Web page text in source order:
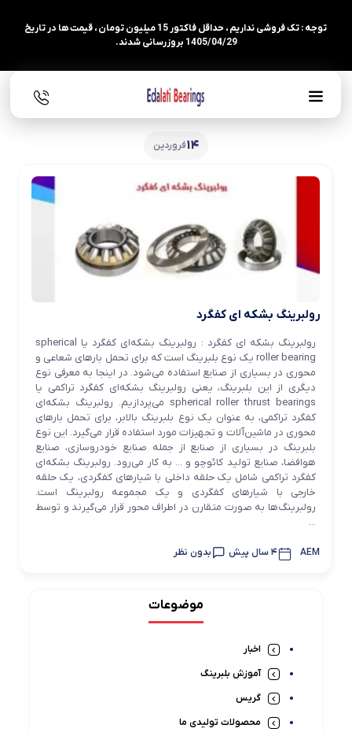
توجه : تک فروشی نداریم ، حداقل فاکتور 15 میلیون تومان ، قیمت ها در تاریخ
1405/04/29 بروزرسانی شدند.
14فروردین
رولبرینگ بشکه ای کفگرد
رولبرینگ بشکه ای کفگرد : رولبرینگ بشکه‌ای کفگرد یا spherical
roller bearing یک نوع بلبرینگ است که برای تحمل بارهای شعاعی و
محوری در بسیاری از صنایع استفاده می‌شود. در اینجا به معرفی نوع
دیگری از این بلبرینگ، یعنی رولبرینگ بشکه‌ای کفگرد تراکمی یا
spherical roller thrust bearings می‌پردازیم. رولبرینگ بشکه‌ای
کفگرد تراکمی، به عنوان یک نوع بلبرینگ بالابر، برای تحمل بارهای
محوری در ماشین‌آلات و تجهیزات مورد استفاده قرار می‌گیرد. این نوع
بلبرینگ در بسیاری از صنایع از جمله صنایع خودروسازی، صنایع
هوافضا، صنایع تولید کائوچو و ... به کار می‌رود. رولبرینگ بشکه‌ای
کفگرد تراکمی شامل یک حلقه داخلی با شیارهای کفگردی، یک حلقه
خارجی با شیارهای کفگردی و یک مجموعه رولبرینگ است.
رولبرینگ‌ها به صورت متقارن در اطراف محور قرار می‌گیرند و توسط
...
AEM 4 سال پیش بدون نظر
موضوعات
اخبار
آموزش بلبرینگ
گریس
محصولات تولیدی ما